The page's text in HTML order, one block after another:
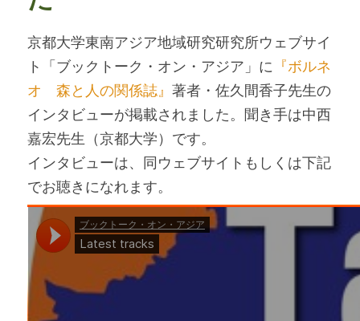
京都大学東南アジア地域研究研究所ウェブサイ
ト「ブックトーク・オン・アジア」に
『ボルネ
オ 森と人の関係誌』著者・佐久間香子先生の
インタビューが掲載されました。聞き手は中西
嘉宏先生（京都大学）です。
インタビューは、同ウェブサイトもしくは下記
でお聴きになれます。